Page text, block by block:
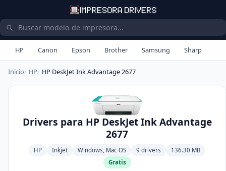
HP Canon Epson Brother Samsung Sharp
Inicio HP HP DeskJet Ink Advantage 2677
Drivers para HP DeskJet Ink Advantage
2677
HP Inkjet Windows, Mac OS 9 drivers
136.30 MB
Gratis